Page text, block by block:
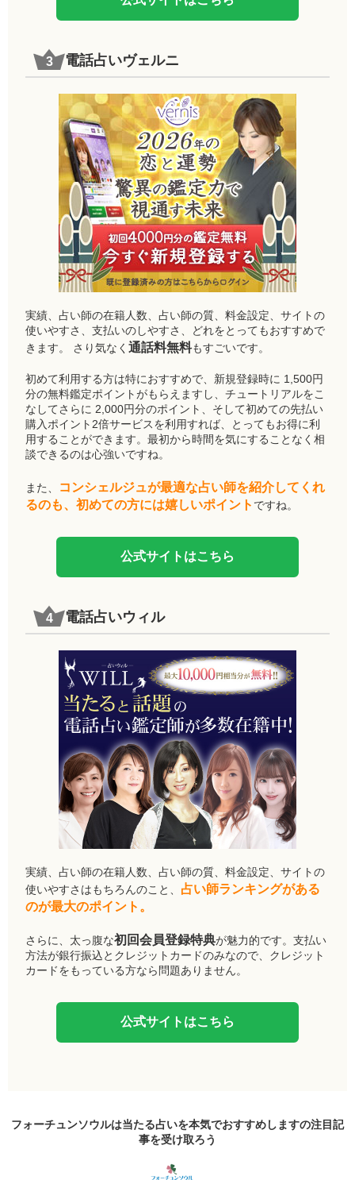
電話占いヴェルニ
実績、占い師の在籍人数、占い師の質、料金設定、サイトの
使いやすさ、支払いのしやすさ、どれをとってもおすすめで
きます。 さり気なく通話料無料もすごいです。
初めて利用する方は特におすすめで、新規登録時に 1,500円
分の無料鑑定ポイントがもらえますし、チュートリアルをこ
なしてさらに 2,000円分のポイント、そして初めての先払い
購入ポイント2倍サービスを利用すれば、とってもお得に利
用することができます。最初から時間を気にすることなく相
談できるのは心強いですね。
また、
コンシェルジュが最適な占い師を紹介してくれ
るのも、初めての方には嬉しいポイント ですね。
公式サイトはこちら
電話占いウィル
実績、占い師の在籍人数、占い師の質、料金設定、サイトの
使いやすさはもちろんのこと、 占い師ランキングがある
のが最大のポイント。
さらに、太っ腹な初回会員登録特典が魅力的です。支払い
方法が銀行振込とクレジットカードのみなので、クレジット
カードをもっている方なら問題ありません。
公式サイトはこちら
フォーチュンソウルは当たる占いを本気でおすすめしますの注目記
事を受け取ろう